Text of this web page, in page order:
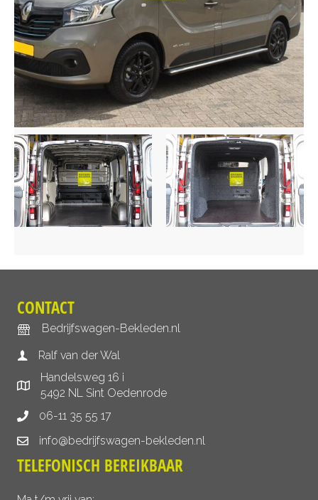
CONTACT
Bedrijfswagen-Bekleden.nl
Ralf van der Wal
Handelsweg 16 i
5492 NL Sint Oedenrode
06-11 35 55 17
info@bedrijfswagen-bekleden.nl
TELEFONISCH BEREIKBAAR